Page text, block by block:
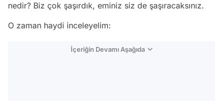
nedir? Biz çok şaşırdık, eminiz siz de şaşıracaksınız.
O zaman haydi inceleyelim:
İçeriğin Devamı Aşağıda